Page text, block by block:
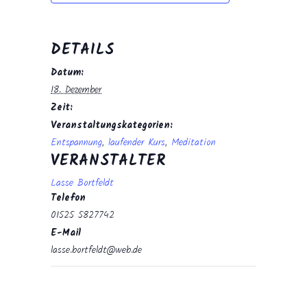
DETAILS
Datum:
18. Dezember
Zeit:
Veranstaltungskategorien:
Entspannung, laufender Kurs, Meditation
VERANSTALTER
Lasse Bortfeldt
Telefon
01525 5827742
E-Mail
lasse.bortfeldt@web.de